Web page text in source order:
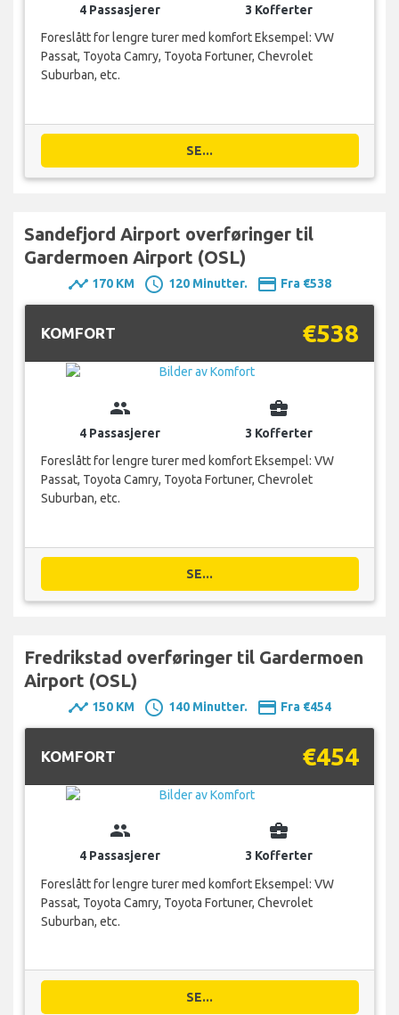
4 Passasjerer
3 Kofferter
Foreslått for lengre turer med komfort Eksempel: VW
Passat, Toyota Camry, Toyota Fortuner, Chevrolet
Suburban, etc.
SE...
Sandefjord Airport overføringer til
Gardermoen Airport (OSL)
timeline 170 KM schedule 120 Minutter. payment Fra €538
KOMFORT €538
group
4 Passasjerer
business_center
3 Kofferter
Foreslått for lengre turer med komfort Eksempel: VW
Passat, Toyota Camry, Toyota Fortuner, Chevrolet
Suburban, etc.
SE...
Fredrikstad overføringer til Gardermoen
Airport (OSL)
timeline 150 KM schedule 140 Minutter. payment Fra €454
KOMFORT €454
group
4 Passasjerer
business_center
3 Kofferter
Foreslått for lengre turer med komfort Eksempel: VW
Passat, Toyota Camry, Toyota Fortuner, Chevrolet
Suburban, etc.
SE...